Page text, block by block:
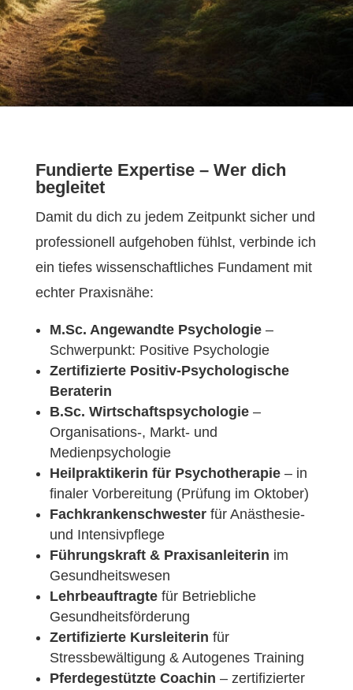
Fundierte Expertise – Wer dich
begleitet
Damit du dich zu jedem Zeitpunkt sicher und
professionell aufgehoben fühlst, verbinde ich
ein tiefes wissenschaftliches Fundament mit
echter Praxisnähe:
M.Sc. Angewandte Psychologie–
Schwerpunkt: Positive Psychologie
Zertifizierte Positiv-Psychologische
Beraterin
B.Sc. Wirtschaftspsychologie–
Organisations-, Markt- und
Medienpsychologie
Heilpraktikerin für Psychotherapie– in
finaler Vorbereitung (Prüfung im Oktober)
Fachkrankenschwesterfür Anästhesie-
und Intensivpflege
Führungskraft & Praxisanleiterin im
Gesundheitswesen
Lehrbeauftragtefür Betriebliche
Gesundheitsförderung
Zertifizierte Kursleiterin für
Stressbewältigung & Autogenes Training
Pferdegestützte Coachin – zertifizierter